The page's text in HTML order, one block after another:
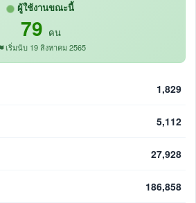
ผู้ใช้งานขณะนี้
79 คน
เริ่มนับ 19 สิงหาคม 2565
1,829
5,112
27,928
186,858